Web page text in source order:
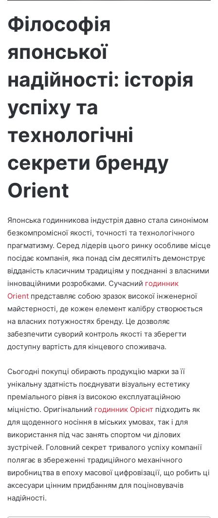
о
о
о
и
а
Філософія
японської
надійності: історія
успіху та
технологічні
секрети бренду
Orient
Японська годинникова індустрія давно стала синонімом
безкомпромісної якості, точності та технологічного
прагматизму. Серед лідерів цього ринку особливе місце
посідає компанія, яка понад сім десятиліть демонструє
відданість класичним традиціям у поєднанні з власними
інноваційними розробками. Сучасний годинник
Orient представляє собою зразок високої інженерної
майстерності, де кожен елемент калібру створюється
на власних потужностях бренду. Це дозволяє
забезпечити суворий контроль якості та зберегти
доступну вартість для кінцевого споживача.
Сьогодні покупці обирають продукцію марки за її
унікальну здатність поєднувати візуальну естетику
преміального рівня із високою експлуатаційною
міцністю. Оригінальний годинник Орієнт підходить як
для щоденного носіння в міських умовах, так і для
використання під час занять спортом чи ділових
зустрічей. Головний секрет тривалого успіху компанії
полягає в збереженні традиційного механічного
виробництва в епоху масової цифровізації, що робить ці
аксесуари цінним придбанням для поціновувачів
надійності.